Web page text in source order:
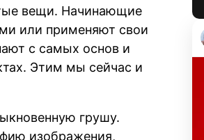
вещи. Начинающие
или применяют свои
с самых основ и
Этим мы сейчас и
грушу.
изображения,